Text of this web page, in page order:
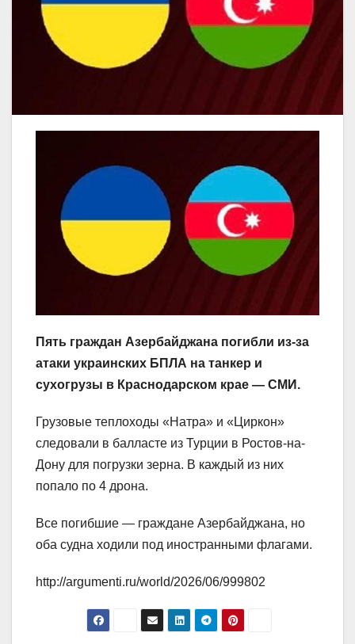
Пять граждан Азербайджана погибли из-за
атаки украинских БПЛА на танкер и
сухогрузы в Краснодарском крае — СМИ.
Грузовые теплоходы «Натра» и «Циркон»
следовали в балласте из Турции в Ростов-на-
Дону для погрузки зерна. В каждый из них
попало по 4 дрона.
Все погибшие — граждане Азербайджана, но
оба судна ходили под иностранными флагами.
http://argumenti.ru/world/2026/06/999802